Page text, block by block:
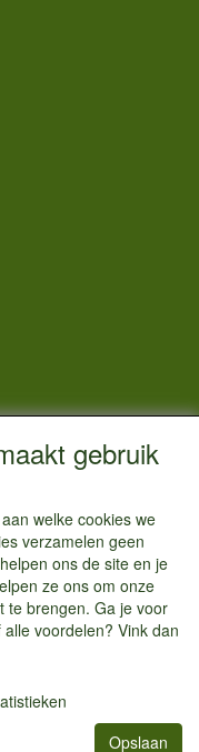
gebruik
welke cookies we
verzamelen geen
ons de site en je
ze ons om onze
te brengen. Ga je voor
voordelen? Vink dan
Opslaan